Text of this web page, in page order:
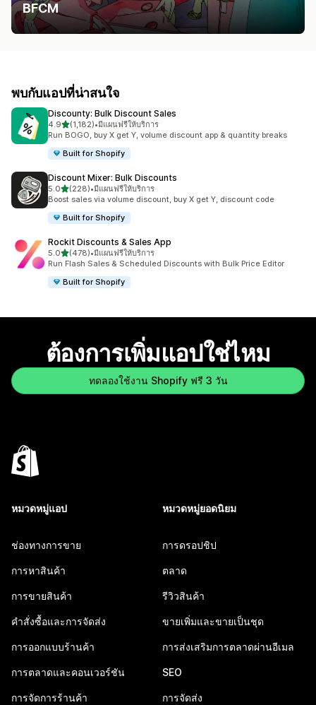
BFCM
พบกับแอปที่น่าสนใจ
Discounty: Bulk Discount Sales
4.9เต็ม 5 ดาว
(1,182)
ทั้งหมด 1182 รีวิว
•มีแผนฟรีให้บริการ
Run BOGO, buy X get Y, volume discount app & quantity breaks
Built for Shopify
Discount Mixer: Bulk Discounts
5.0เต็ม 5 ดาว
(228)
ทั้งหมด 228 รีวิว
•มีแผนฟรีให้บริการ
Boost sales via volume discount, buy X get Y, discount code
Built for Shopify
Rockit Discounts & Sales App
5.0เต็ม 5 ดาว
(478)
ทั้งหมด 478 รีวิว
•มีแผนฟรีให้บริการ
Run Flash Sales & Scheduled Discounts with Bulk Price Editor
Built for Shopify
ต้องการเพิ่มแอปใช่ไหม
ทดลองใช้งาน Shopify ฟรี 3 วัน
หมวดหมู่แอป
ช่องทางการขาย
การหาสินค้า
การขายสินค้า
คำสั่งซื้อและการจัดส่ง
การออกแบบร้านค้า
การตลาดและคอนเวอร์ชัน
การจัดการร้านค้า
หมวดหมู่ยอดนิยม
การดรอปชิป
ตลาด
รีวิวสินค้า
ขายเพิ่มและขายเป็นชุด
การส่งเสริมการตลาดผ่านอีเมล
SEO
การจัดส่ง